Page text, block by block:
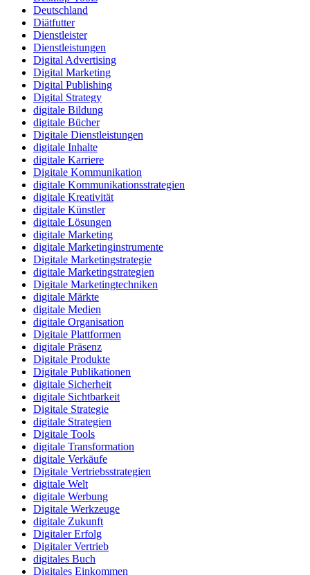
Deutschland
Diätfutter
Dienstleister
Dienstleistungen
Digital Advertising
Digital Marketing
Digital Publishing
Digital Strategy
digitale Bildung
digitale Bücher
Digitale Dienstleistungen
digitale Inhalte
digitale Karriere
Digitale Kommunikation
digitale Kommunikationsstrategien
digitale Kreativität
digitale Künstler
digitale Lösungen
digitale Marketing
digitale Marketinginstrumente
Digitale Marketingstrategie
digitale Marketingstrategien
Digitale Marketingtechniken
digitale Märkte
digitale Medien
digitale Organisation
Digitale Plattformen
digitale Präsenz
Digitale Produkte
Digitale Publikationen
digitale Sicherheit
digitale Sichtbarkeit
Digitale Strategie
digitale Strategien
Digitale Tools
digitale Transformation
digitale Verkäufe
Digitale Vertriebsstrategien
digitale Welt
digitale Werbung
Digitale Werkzeuge
digitale Zukunft
Digitaler Erfolg
Digitaler Vertrieb
digitales Buch
Digitales Einkommen